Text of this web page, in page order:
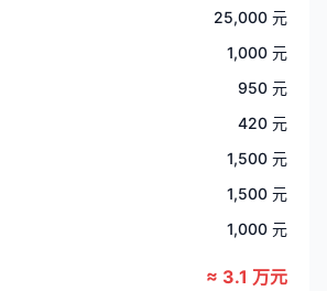
25,000 元
1,000 元
950 元
420 元
1,500 元
1,500 元
1,000 元
≈ 3.1 万元